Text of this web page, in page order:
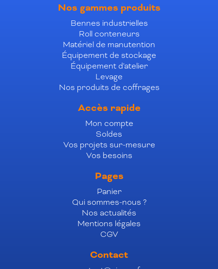
Nos gammes produits
Bennes industrielles
Roll conteneurs
Matériel de manutention
Équipement de stockage
Équipement d'atelier
Levage
Nos produits de coffrages
Accès rapide
Mon compte
Soldes
Vos projets sur-mesure
Vos besoins
Pages
Panier
Qui sommes-nous ?
Nos actualités
Mentions légales
CGV
Contact